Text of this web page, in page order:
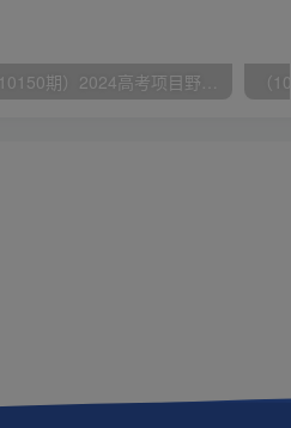
（10150期）2024高考项目野路子玩法，无限裂变，最高一天1W＋！